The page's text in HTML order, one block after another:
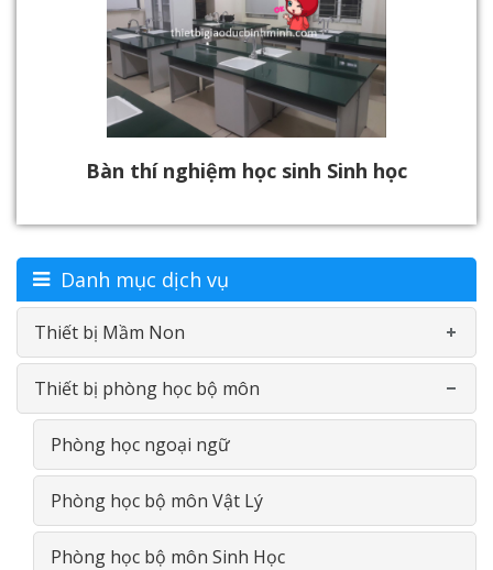
Bàn thí nghiệm học sinh Sinh học
Danh mục dịch vụ
Thiết bị Mầm Non
Bàn-Ghế mầm non
Đồ chơi nhựa theo thông tư
Phản Gỗ- Giường lưới
Đồ chơi thông minh gỗ
Thiết bị phòng học bộ môn
Phòng học ngoại ngữ
Phòng học bộ môn Vật Lý
Phòng học bộ môn Sinh Học